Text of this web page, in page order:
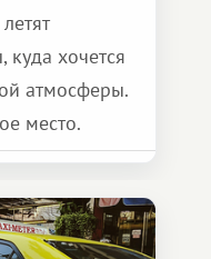
куда хочется
атмосферы.
место.